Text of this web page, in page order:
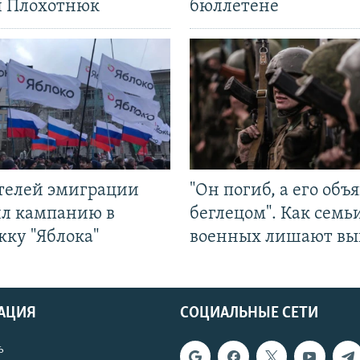
Плохотнюк
эмиграции
кампанию в
"Яблока"
бюллетене
"Он погиб, а его
беглецом". Как
военных лишают
СОЦИАЛЬНЫЕ СЕТИ